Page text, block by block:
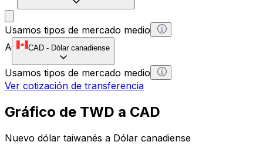
Usamos tipos de mercado medio
A
CAD - Dólar canadiense
Usamos tipos de mercado medio
Ver cotización de transferencia
Gráfico de TWD a CAD
Nuevo dólar taiwanés a Dólar canadiense